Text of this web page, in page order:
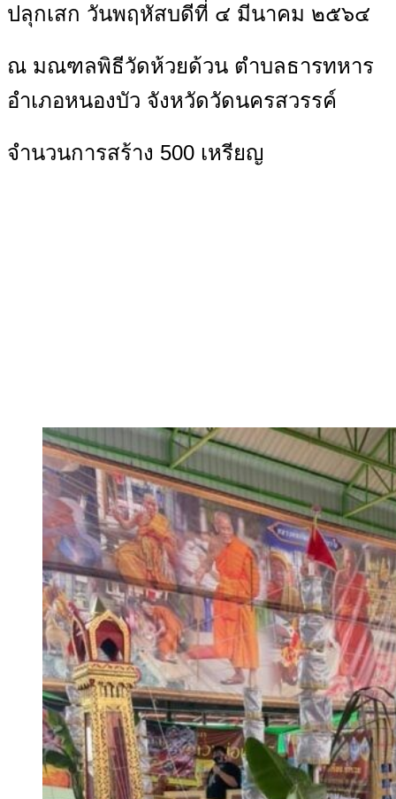
ปลุกเสก วันพฤหัสบดีที่ ๔ มีนาคม ๒๕๖๔
ณ มณฑลพิธีวัดห้วยด้วน ตำบลธารทหาร
อำเภอหนองบัว จังหวัดวัดนครสวรรค์
จำนวนการสร้าง 500 เหรียญ